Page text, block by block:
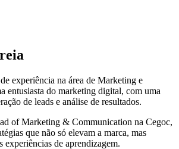
experiência na área de Marketing e
entusiasta do marketing digital, com uma
de leads e análise de resultados.
of Marketing & Communication na Cegoc,
que não só elevam a marca, mas
experiências de aprendizagem.